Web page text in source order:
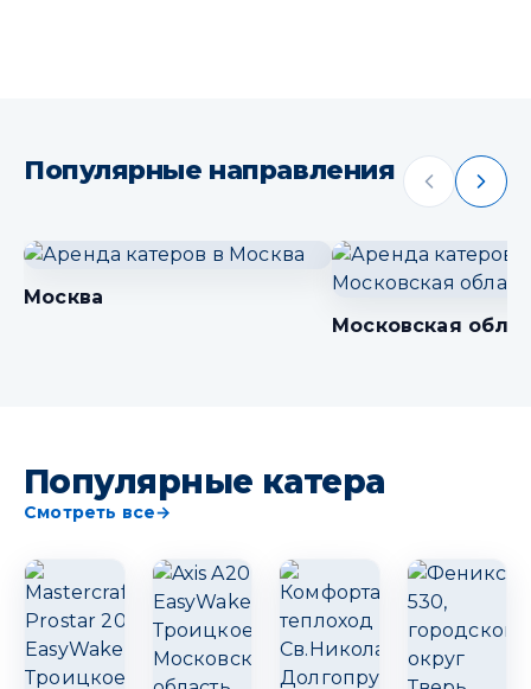
Популярные направления
Москва
Московская
Популярные катера
Смотреть все→